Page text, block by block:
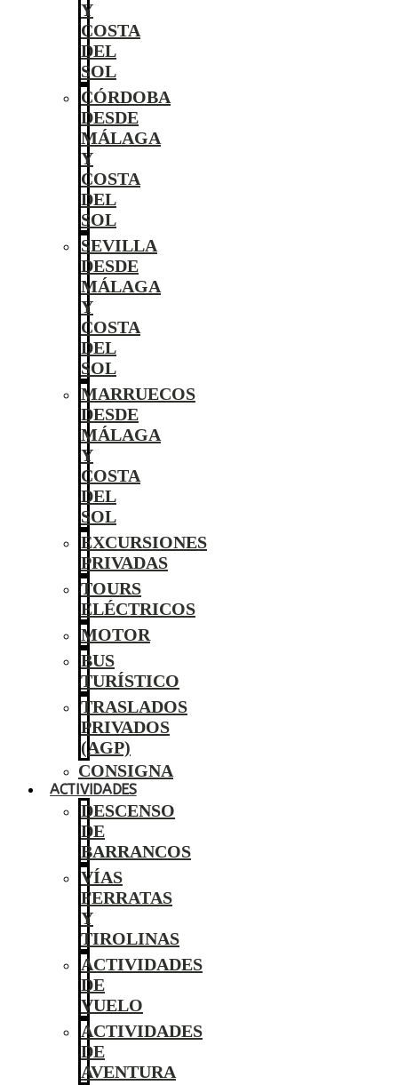
Y
COSTA
DEL
SOL
CÓRDOBA
DESDE
MÁLAGA
Y
COSTA
DEL
SOL
SEVILLA
DESDE
MÁLAGA
Y
COSTA
DEL
SOL
MARRUECOS
DESDE
MÁLAGA
Y
COSTA
DEL
SOL
EXCURSIONES
PRIVADAS
TOURS
ELÉCTRICOS
MOTOR
BUS
TURÍSTICO
TRASLADOS
PRIVADOS
(AGP)
CONSIGNA
ACTIVIDADES
DESCENSO
DE
BARRANCOS
VÍAS
FERRATAS
Y
TIROLINAS
ACTIVIDADES
DE
VUELO
ACTIVIDADES
DE
AVENTURA